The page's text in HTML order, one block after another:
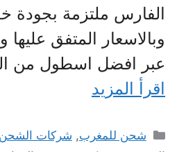
الفارس ملتزمة بجودة
وبالاسعار المتفق
عبر افضل اسطول من
اقرأ المزيد
التصنيفات
شحن للمغرب, شركات